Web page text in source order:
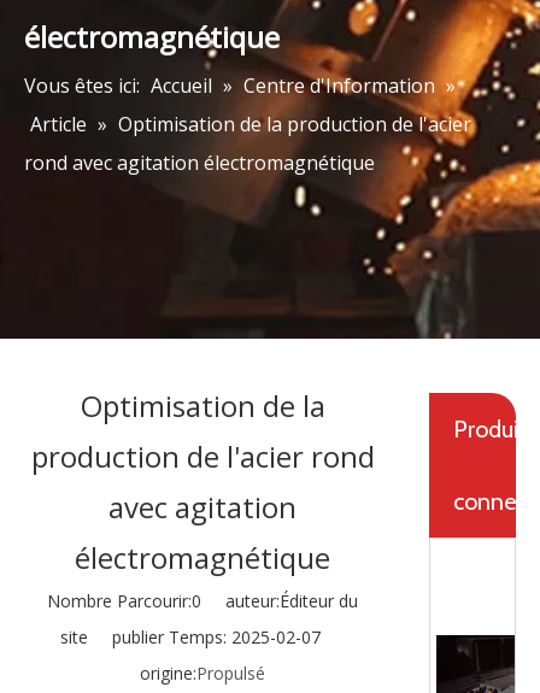
électromagnétique
Vous êtes ici: Accueil » Centre d'Information »
Article » Optimisation de la production de l'acier
rond avec agitation électromagnétique
Optimisation de la
production de l'acier rond
avec agitation
électromagnétique
Nombre Parcourir:0 auteur:Éditeur du
site publier Temps: 2025-02-07
origine:Propulsé
Produits